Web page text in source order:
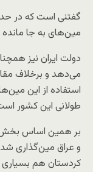
مین‌های به جا
دولت ایران نیز
می‌دهد و برخلاف
استفاده از این
طولانی این کشور
بر همین اساس
کردستان هم بسیاری